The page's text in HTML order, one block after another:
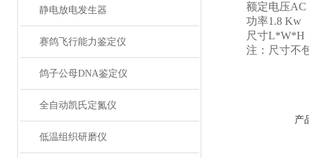
静电放电发生器
赛鸽飞行能力鉴定仪
鸽子公母DNA鉴定仪
全自动凯氏定氮仪
低温组织研磨仪
额定电压AC
功率1.8 Kw
尺寸L*W*H
注：尺寸不包
产